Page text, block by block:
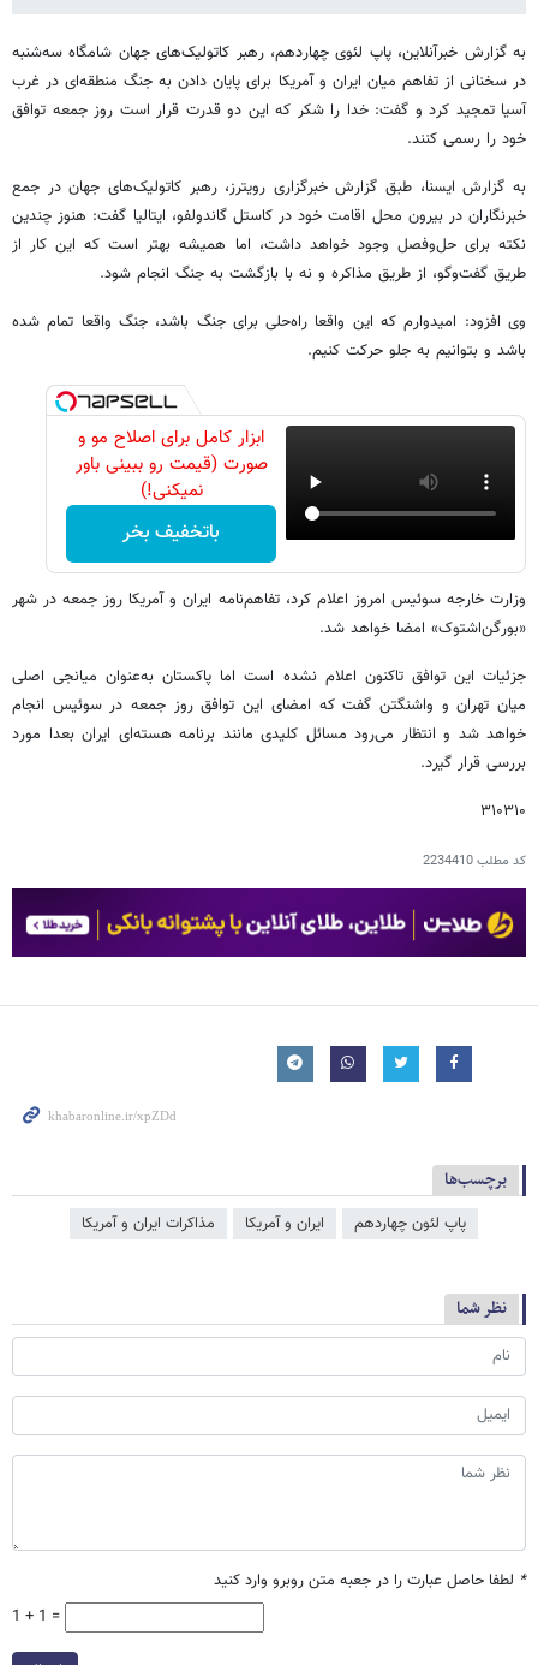
به گزارش خبرآنلاین، پاپ لئوی چهاردهم، رهبر کاتولیک‌های جهان شامگاه سه‌شنبه
در سخنانی از تفاهم میان ایران و آمریکا برای پایان دادن به جنگ منطقه‌ای در غرب
آسیا تمجید کرد و گفت: خدا را شکر که این دو قدرت قرار است روز جمعه توافق
خود را رسمی کنند.
به گزارش ایسنا، طبق گزارش خبرگزاری رویترز، رهبر کاتولیک‌های جهان در جمع
خبرنگاران در بیرون محل اقامت خود در کاستل گاندولفو، ایتالیا گفت: هنوز چندین
نکته برای حل‌وفصل وجود خواهد داشت، اما همیشه بهتر است که این کار از
طریق گفت‌وگو، از طریق مذاکره و نه با بازگشت به جنگ انجام شود.
وی افزود: امیدوارم که این واقعا راه‌حلی برای جنگ باشد، جنگ واقعا تمام شده
باشد و بتوانیم به جلو حرکت کنیم.
ابزار کامل برای اصلاح مو و
صورت (قیمت رو ببینی باور
نمیکنی!)
باتخفیف بخر
وزارت خارجه سوئیس امروز اعلام کرد، تفاهم‌نامه ایران و آمریکا روز جمعه در شهر
«بورگن‌اشتوک» امضا خواهد شد.
جزئیات این توافق تاکنون اعلام نشده است اما پاکستان به‌عنوان میانجی اصلی
میان تهران و واشنگتن گفت که امضای این توافق روز جمعه در سوئیس انجام
خواهد شد و انتظار می‌رود مسائل کلیدی مانند برنامه هسته‌ای ایران بعدا مورد
بررسی قرار گیرد.
۳۱۰۳۱۰
کد مطلب2234410
برچسب‌ها
پاپ لئون چهاردهم ایران و آمریکا مذاکرات ایران و آمریکا
نظر شما
* لطفا حاصل عبارت را در جعبه متن روبرو وارد کنید
1 + 1 =